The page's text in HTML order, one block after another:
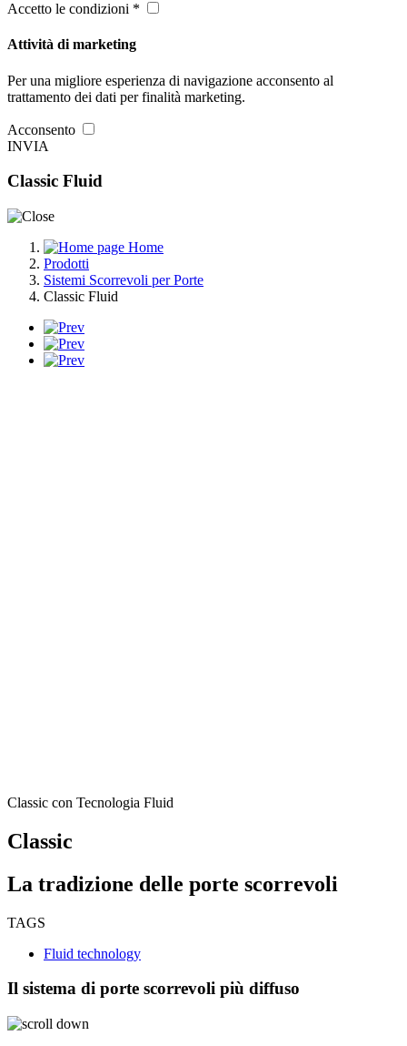
Accetto le condizioni *
Attività di marketing
Per una migliore esperienza di navigazione acconsento al
trattamento dei dati per finalità marketing.
Acconsento
INVIA
Classic Fluid
Home
Prodotti
Sistemi Scorrevoli per Porte
Classic Fluid
Classic con Tecnologia Fluid
Classic
La tradizione delle porte scorrevoli
TAGS
Fluid technology
Il sistema di porte scorrevoli più diffuso